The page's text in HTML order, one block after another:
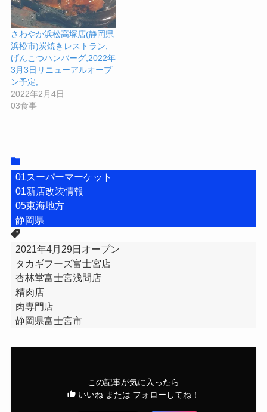
さわやか浜松高塚店(静岡県
浜松市)炭焼きレストラン,
げんこつハンバーグ,2022年
3月3日リニューアルオープ
ン予定,
2022年2月4日
03食事
01スーパーマーケット
01新店改装情報
05東海地方
静岡県
2021年4月29日オープン
タカギフーズ富士宮店
杏林堂富士宮浅間店
精肉店
肉専門店
静岡県富士宮市
この記事が気に入ったら
いいね または フォローしてね！